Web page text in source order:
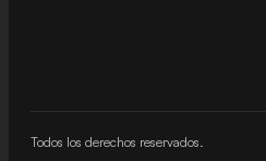
Todos los derechos reservados.